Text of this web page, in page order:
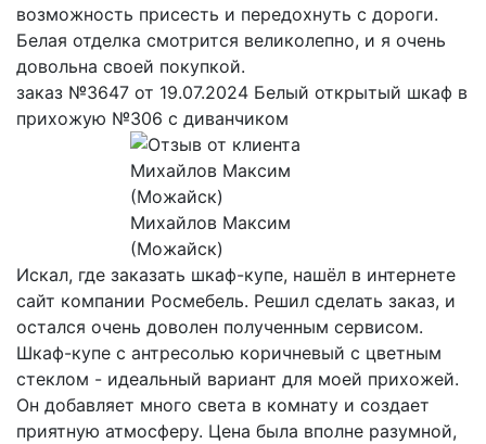
возможность присесть и передохнуть с дороги.
Белая отделка смотрится великолепно, и я очень
довольна своей покупкой.
заказ №3647 от 19.07.2024 Белый открытый шкаф в
прихожую №306 с диванчиком
Михайлов Максим
(Можайск)
Искал, где заказать шкаф-купе, нашёл в интернете
сайт компании Росмебель. Решил сделать заказ, и
остался очень доволен полученным сервисом.
Шкаф-купе с антресолью коричневый с цветным
стеклом - идеальный вариант для моей прихожей.
Он добавляет много света в комнату и создает
приятную атмосферу. Цена была вполне разумной,